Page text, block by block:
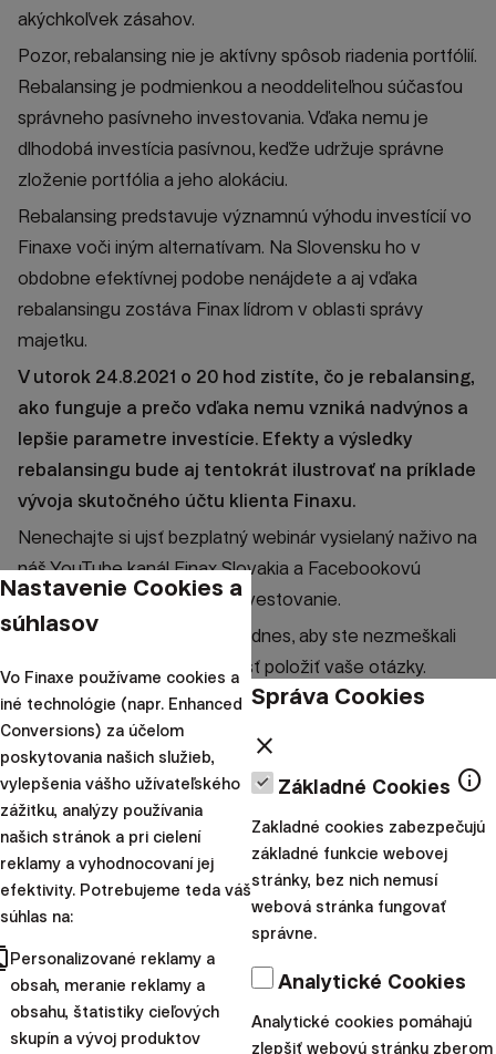
akýchkoľvek zásahov.
Pozor, rebalansing nie je aktívny spôsob riadenia portfólií.
Rebalansing je podmienkou a neoddeliteľnou súčasťou
správneho pasívneho investovania. Vďaka nemu je
dlhodobá investícia pasívnou, keďže udržuje správne
zloženie portfólia a jeho alokáciu.
Rebalansing predstavuje významnú výhodu investícií vo
Finaxe voči iným alternatívam. Na Slovensku ho v
obdobne efektívnej podobe nenájdete a aj vďaka
rebalansingu zostáva Finax lídrom v oblasti správy
majetku.
V utorok 24.8.2021 o 20 hod zistíte, čo je rebalansing,
ako funguje a prečo vďaka nemu vzniká nadvýnos a
lepšie parametre investície. Efekty a výsledky
rebalansingu bude aj tentokrát ilustrovať na príklade
vývoja skutočného účtu klienta Finaxu.
Nenechajte si ujsť bezplatný webinár vysielaný naživo na
náš YouTube kanál Finax Slovakia a Facebookovú
stránku Finax Inteligentné investovanie.
Registrujte sa na webinár už dnes, aby ste nezmeškali
cenné informácie a príležitosť položiť vaše otázky.
Záznam z webinára:
Prehrať video
Nastavenie Cookies a
súhlasov
Vo Finaxe používame cookies a
iné technológie (napr. Enhanced
Conversions) za účelom
poskytovania našich služieb,
vylepšenia vášho užívateľského
zážitku, analýzy používania
našich stránok a pri cielení
reklamy a vyhodnocovaní jej
efektivity. Potrebujeme teda váš
súhlas na:
Personalizované reklamy a
obsah, meranie reklamy a
obsahu, štatistiky cieľových
skupín a vývoj produktov
Správa Cookies
close
Základné Cookies info
Zakladné cookies zabezpečujú
základné funkcie webovej
stránky, bez nich nemusí
webová stránka fungovať
správne.
Analytické Cookies
Analytické cookies pomáhajú
zlepšiť webovú stránku zberom